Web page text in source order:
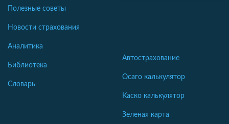
Полезные советы
Новости страхования
Аналитика
Библиотека
Словарь
Автострахование
Осаго калькулятор
Каско калькулятор
Зеленая карта